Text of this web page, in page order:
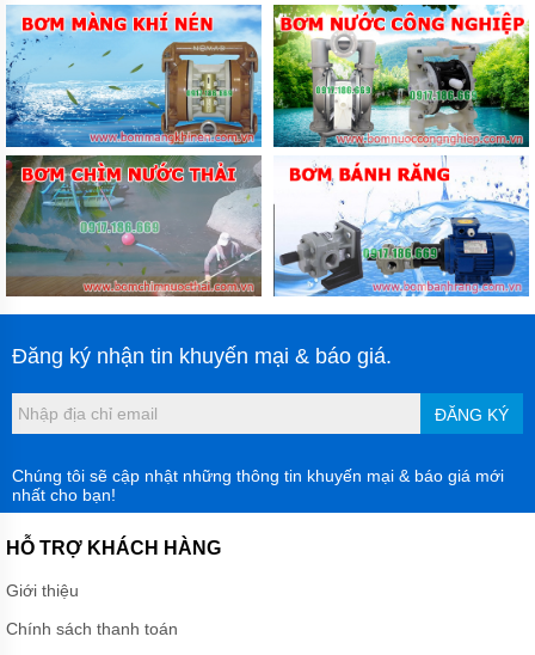
Đăng ký nhận tin khuyến mại & báo giá.
ĐĂNG KÝ
Chúng tôi sẽ cập nhật những thông tin khuyến mại & báo giá mới
nhất cho bạn!
HỖ TRỢ KHÁCH HÀNG
Giới thiệu
Chính sách thanh toán